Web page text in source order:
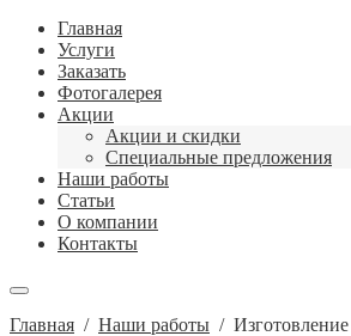
Главная
Услуги
Заказать
Фотогалерея
Акции
Акции и скидки
Специальные предложения
Наши работы
Статьи
О компании
Контакты
Главная / Наши работы / Изготовление